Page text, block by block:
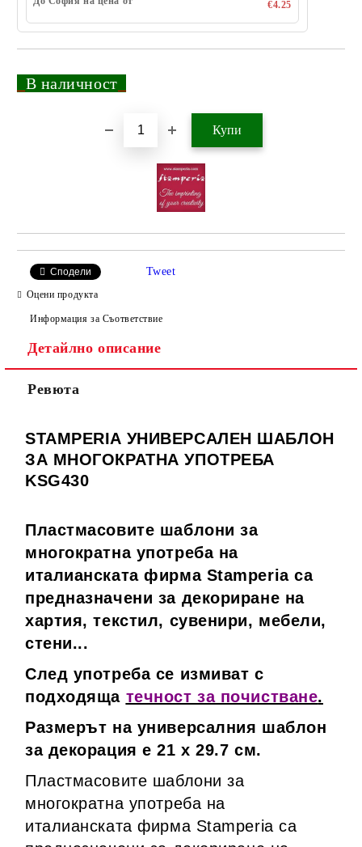
€4.25
В наличност
Сподели Tweet
Оцени продукта
Информация за Съответствие
Детайлно описание
Ревюта
STAMPERIA УНИВЕРСАЛЕН ШАБЛОН
ЗА МНОГОКРАТНА УПОТРЕБА
KSG430
Пластмасовите шаблони за
многократна употреба на
италианската фирма Stamperia са
предназначени за декориране на
хартия, текстил, сувенири, мебели,
стени...
След употреба се измиват с
подходяща течност за почистване.
Размерът на универсалния шаблон
за декорация е 21 х 29.7 см.
Пластмасовите шаблони за
многократна употреба на
италианската фирма Stamperia са